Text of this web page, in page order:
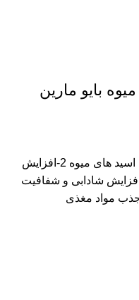
بایو مارین
1-لایه بردار به کمک فعالیت آنزیمی اسید های میوه 2-افزایش
رسانی و تنفس سلولی 3-افزایش شادابی و شفافیت